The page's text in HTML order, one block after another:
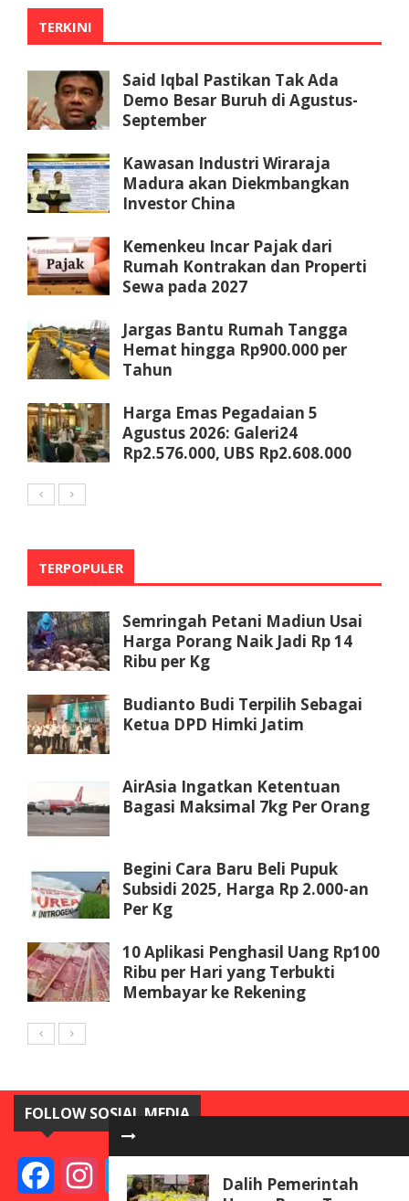
Dalih Pemerintah
TERKINI
Said Iqbal Pastikan Tak Ada
Demo Besar Buruh di Agustus-
September
Kawasan Industri Wiraraja
Madura akan Diekmbangkan
Investor China
Kemenkeu Incar Pajak dari
Rumah Kontrakan dan Properti
Sewa pada 2027
Jargas Bantu Rumah Tangga
Hemat hingga Rp900.000 per
Tahun
Harga Emas Pegadaian 5
Agustus 2026: Galeri24
Rp2.576.000, UBS Rp2.608.000
TERPOPULER
Semringah Petani Madiun Usai
Harga Porang Naik Jadi Rp 14
Ribu per Kg
Budianto Budi Terpilih Sebagai
Ketua DPD Himki Jatim
AirAsia Ingatkan Ketentuan
Bagasi Maksimal 7kg Per Orang
Begini Cara Baru Beli Pupuk
Subsidi 2025, Harga Rp 2.000-an
Per Kg
10 Aplikasi Penghasil Uang Rp100
Ribu per Hari yang Terbukti
Membayar ke Rekening
FOLLOW SOSIAL MEDIA
FacebookInstagramTwitterYouTube